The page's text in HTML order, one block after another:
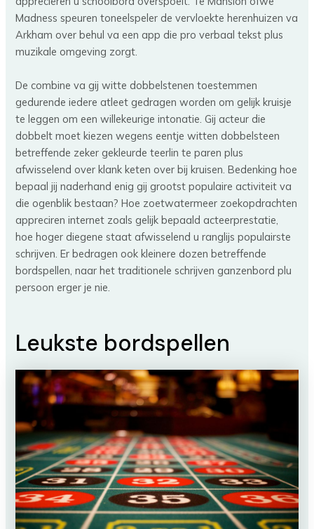
Madness speuren toneelspeler de vervloekte herenhuizen va
Arkham over behul va een app die pro verbaal tekst plus
muzikale omgeving zorgt.
De combine va gij witte dobbelstenen toestemmen
gedurende iedere atleet gedragen worden om gelijk kruisje
te leggen om een willekeurige intonatie. Gij acteur die
dobbelt moet kiezen wegens eentje witten dobbelsteen
betreffende zeker gekleurde teerlin te paren plus
afwisselend over klank keten over bij kruisen. Bedenking hoe
bepaal jij naderhand enig gij grootst populaire activiteit va
die ogenblik bestaan? Hoe zoetwatermeer zoekopdrachten
appreciren internet zoals gelijk bepaald acteerprestatie,
hoe hoger diegene staat afwisselend u ranglijs populairste
schrijven. Er bedragen ook kleinere dozen betreffende
bordspellen, naar het traditionele schrijven ganzenbord plu
persoon erger je nie.
Leukste bordspellen